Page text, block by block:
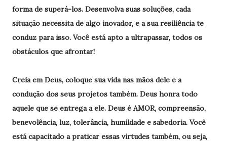
forma de superá-los. Desenvolva suas soluções, cada
situação necessita de algo inovador, e a sua resiliência te
conduz para isso. Você está apto a ultrapassar, todos os
obstáculos que afrontar!
Creia em Deus, coloque sua vida nas mãos dele e a
condução dos seus projetos também. Deus honra todo
aquele que se entrega a ele. Deus é AMOR, compreensão,
benevolência, luz, tolerância, humildade e sabedoria. Você
está capacitado a praticar essas virtudes também, ou seja,